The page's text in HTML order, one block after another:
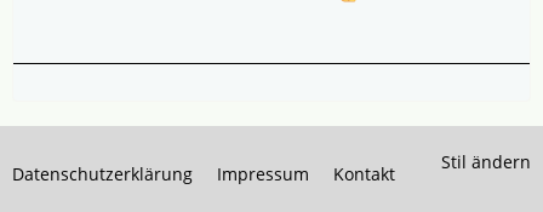
Stil ändern
Datenschutzerklärung Impressum Kontakt